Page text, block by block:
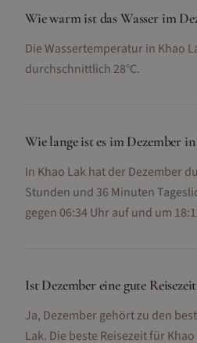
Wie warm ist das Wasser im
Die Wassertemperatur in Khao
durchschnittlich 28°C.
Wie lange ist es im Dezember
In Khao Lak hat der Dezember
Stunden und 36 Minuten
gegen 06:34 Uhr auf und um
Ist Dezember eine gute
Ja, Dezember gehört zu den
Lak. Die beste Reisezeit für